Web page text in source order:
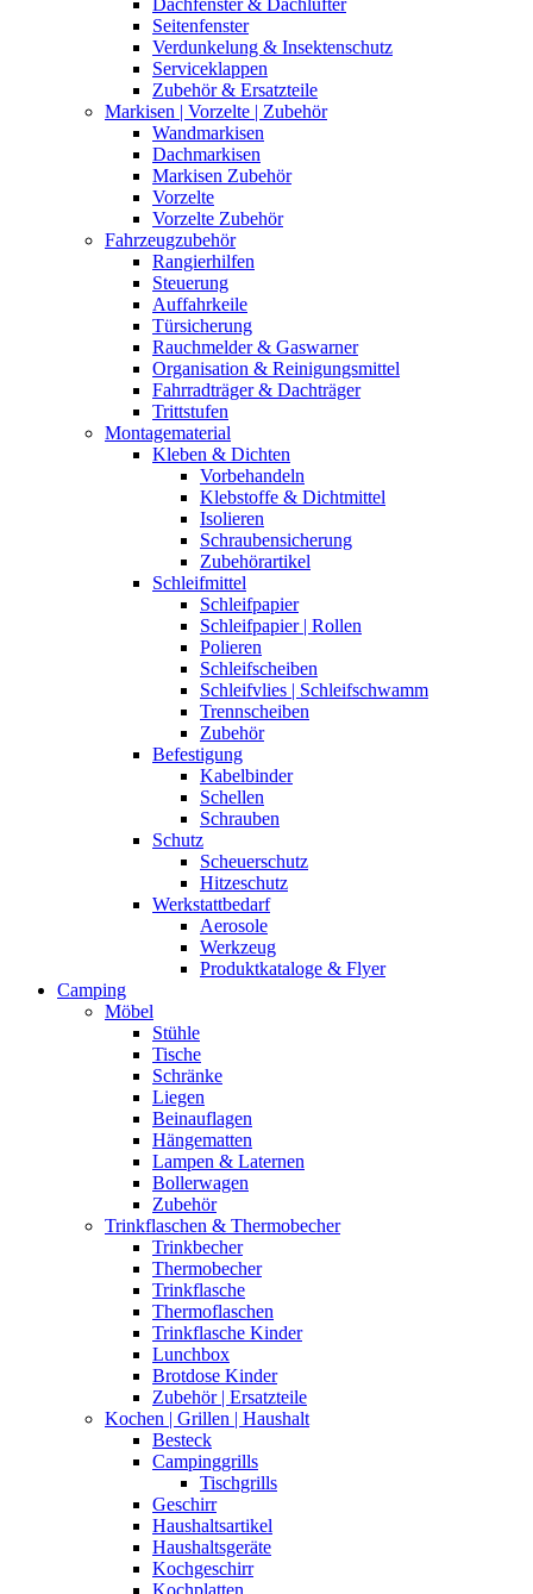
Seitenfenster
Verdunkelung & Insektenschutz
Serviceklappen
Zubehör & Ersatzteile
Markisen | Vorzelte | Zubehör
Wandmarkisen
Dachmarkisen
Markisen Zubehör
Vorzelte
Vorzelte Zubehör
Fahrzeugzubehör
Rangierhilfen
Steuerung
Auffahrkeile
Türsicherung
Rauchmelder & Gaswarner
Organisation & Reinigungsmittel
Fahrradträger & Dachträger
Trittstufen
Montagematerial
Kleben & Dichten
Vorbehandeln
Klebstoffe & Dichtmittel
Isolieren
Schraubensicherung
Zubehörartikel
Schleifmittel
Schleifpapier
Schleifpapier | Rollen
Polieren
Schleifscheiben
Schleifvlies | Schleifschwamm
Trennscheiben
Zubehör
Befestigung
Kabelbinder
Schellen
Schrauben
Schutz
Scheuerschutz
Hitzeschutz
Werkstattbedarf
Aerosole
Werkzeug
Produktkataloge & Flyer
Camping
Möbel
Stühle
Tische
Schränke
Liegen
Beinauflagen
Hängematten
Lampen & Laternen
Bollerwagen
Zubehör
Trinkflaschen & Thermobecher
Trinkbecher
Thermobecher
Trinkflasche
Thermoflaschen
Trinkflasche Kinder
Lunchbox
Brotdose Kinder
Zubehör | Ersatzteile
Kochen | Grillen | Haushalt
Besteck
Campinggrills
Tischgrills
Geschirr
Haushaltsartikel
Haushaltsgeräte
Kochgeschirr
Kochplatten